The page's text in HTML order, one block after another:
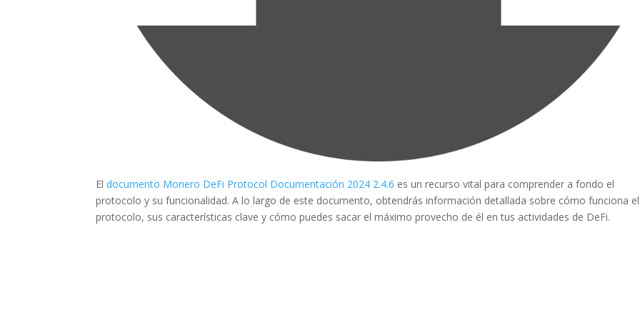
Eldocumento Monero DeFi Protocol Documentación 2024 2.4.6 es un recurso vital para comprender a fondo el
protocolo y su funcionalidad. A lo largo de este documento, obtendrás información detallada sobre cómo funciona el
protocolo, sus características clave y cómo puedes sacar el máximo provecho de él en tus actividades de DeFi.